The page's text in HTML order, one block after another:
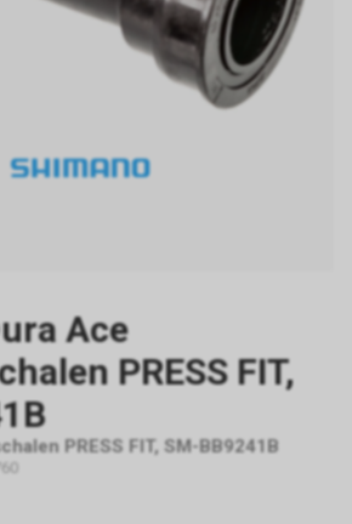
Ace
PRESS FIT,
PRESS FIT, SM-BB9241B